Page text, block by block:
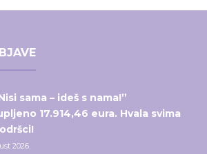
sama – ideš s nama!”
17.914,46 eura. Hvala svima
2026.